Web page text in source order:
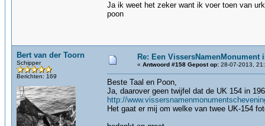
Ja ik weet het zeker want ik voer toen van
poon
Bert van der Toorn
Schipper
Berichten: 169
Re: Een VissersNamenMonument
« Antwoord #158 Gepost op: 28-07-2013,
Beste Taal en Poon,
Ja, daarover geen twijfel dat de UK 154 in
http://
Het gaat er mij om welke van twee UK-154